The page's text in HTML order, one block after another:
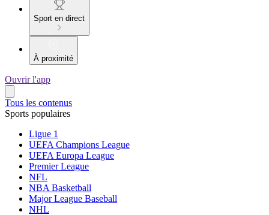
Sport en direct
À proximité
Ouvrir l'app
Tous les contenus
Sports populaires
Ligue 1
UEFA Champions League
UEFA Europa League
Premier League
NFL
NBA Basketball
Major League Baseball
NHL